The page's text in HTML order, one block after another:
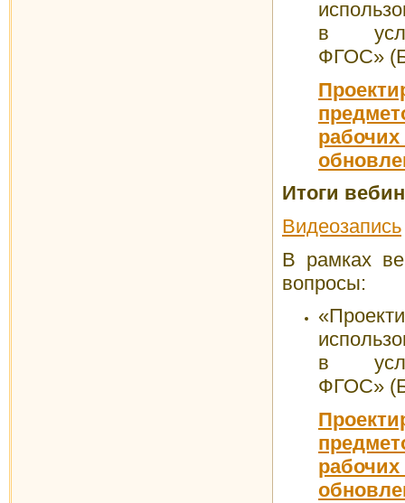
в
ФГОС»
Итоги
Видеозапись
В рамках
вопросы:
в
ФГОС»